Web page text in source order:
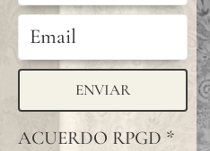
ENVIAR
ACUERDO RPGD *